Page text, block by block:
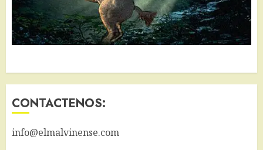
CONTACTENOS:
info@elmalvinense.com